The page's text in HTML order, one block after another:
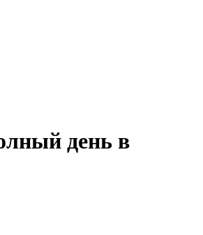
день в